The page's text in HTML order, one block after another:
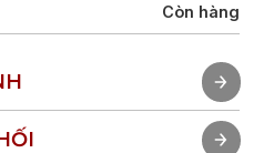
Còn hàng